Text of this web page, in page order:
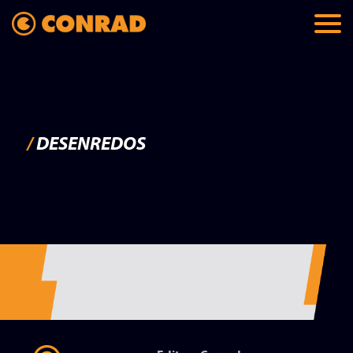
/DESENREDOS